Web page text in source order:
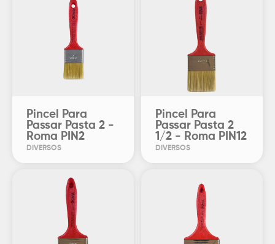
Pincel Para
Passar Pasta 2 -
Roma PIN2
DIVERSOS
Pincel Para
Passar Pasta 2
1/2 - Roma PIN12
DIVERSOS